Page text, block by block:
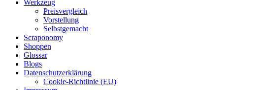
Werkzeug
Preisvergleich
Vorstellung
Selbstgemacht
Scraponomy
Shoppen
Glossar
Blogs
Datenschutzerklärung
Cookie-Richtlinie (EU)